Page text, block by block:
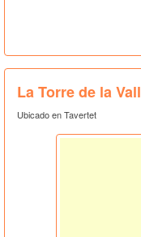
La Torre de la Vall
Ubicado en Tavertet